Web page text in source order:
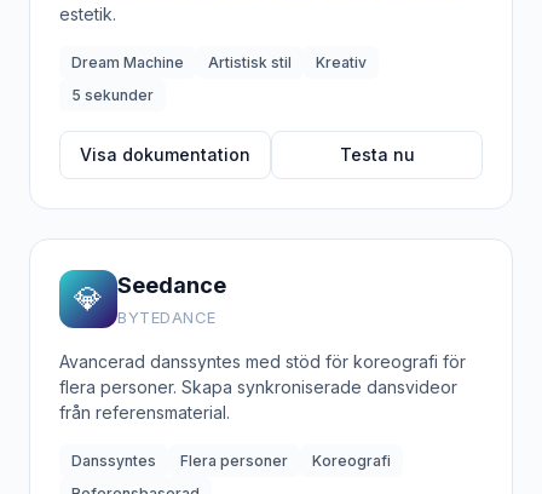
estetik.
Dream Machine Artistisk stil
Kreativ
5 sekunder
Visa dokumentation Testa nu
💎 Seedance
BYTEDANCE
Avancerad danssyntes med stöd för koreografi för
flera personer. Skapa synkroniserade dansvideor
från referensmaterial.
Danssyntes Flera personer
Koreografi